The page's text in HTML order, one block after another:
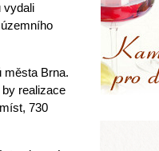
vydali
města Brna.
realizace
730